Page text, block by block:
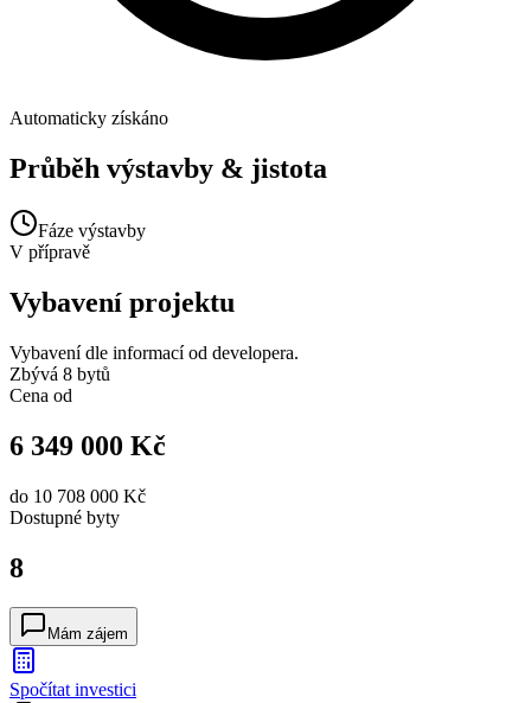
Automaticky získáno
Průběh výstavby & jistota
Fáze výstavby
V přípravě
Vybavení projektu
Vybavení dle informací od developera.
Zbývá 8 bytů
Cena od
6 349 000 Kč
do 10 708 000 Kč
Dostupné byty
8
Mám zájem
Spočítat investici